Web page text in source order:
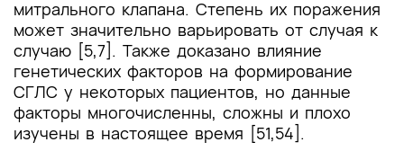
митрального клапана. Степень их поражения
может значительно варьировать от случая к
случаю [5,7]. Также доказано влияние
генетических факторов на формирование
СГЛС у некоторых пациентов, но данные
факторы многочисленны, сложны и плохо
изучены в настоящее время [51,54].